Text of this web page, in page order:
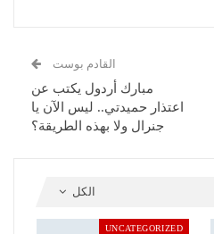
القادم بوست
مبارك أردول يكتب عن
اعتذار حميدتي.. ليس الآن يا
جنرال ولا بهذه الطريقة؟
الكل
UNCATEGORIZED